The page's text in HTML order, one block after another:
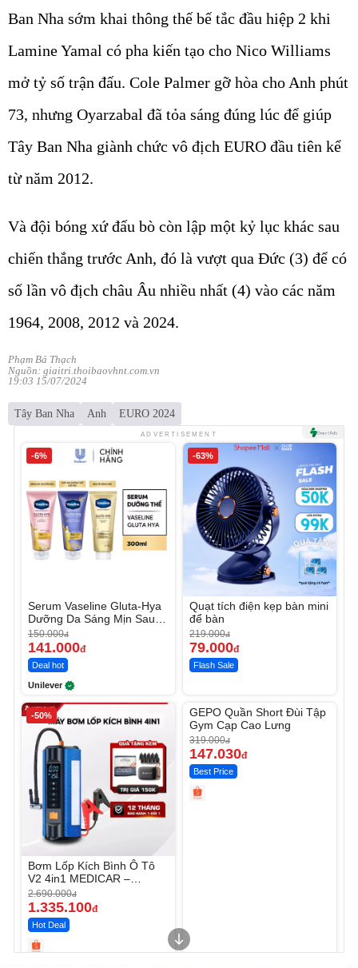
Ban Nha sớm khai thông thế bế tắc đầu hiệp 2 khi
Lamine Yamal có pha kiến ​​tạo cho Nico Williams
mở tỷ số trận đấu. Cole Palmer gỡ hòa cho Anh phút
73, nhưng Oyarzabal đã tỏa sáng đúng lúc để giúp
Tây Ban Nha giành chức vô địch EURO đầu tiên kể
từ năm 2012.
Và đội bóng xứ đấu bò còn lập một kỷ lục khác sau
chiến thắng trước Anh, đó là vượt qua Đức (3) để có
số lần vô địch châu Âu nhiều nhất (4) vào các năm
1964, 2008, 2012 và 2024.
Phạm Bá Thạch
Nguồn: giaitri.thoibaovhnt.com.vn
19:03 15/07/2024
Tây Ban Nha Anh EURO 2024
ADVERTISEMENT
-6%
Serum Vaseline Gluta-Hya
Dưỡng Da Sáng Mịn Sau 7
Ngày
150.000đ
141.000đ
Deal hot
Unilever
-63%
Quạt tích điện kẹp bàn mini
để bàn
219.000đ
79.000đ
Flash Sale
-50%
Bơm Lốp Kích Bình Ô Tô
V2 4in1 MEDICAR –
12.000mAh
2.690.000đ
1.335.100đ
Hot Deal
-53%
GEPO Quần Short Đùi Tập
Gym Cạp Cao Lưng
319.000đ
147.030đ
Best Price